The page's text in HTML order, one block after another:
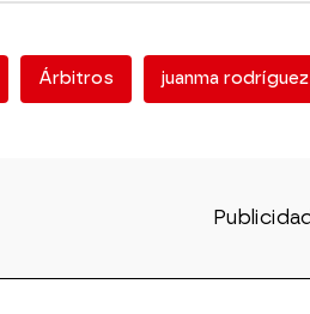
Árbitros juanma rodríguez